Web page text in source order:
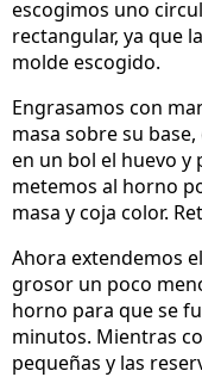
escogimos uno
rectangular, ya que
molde escogido.
Engrasamos con
masa sobre su
en un bol el huevo y
metemos al horno
masa y coja color.
Ahora extendemos
grosor un poco
horno para que se
minutos. Mientras
pequeñas y las